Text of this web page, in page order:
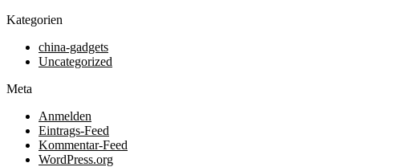
Kategorien
china-gadgets
Uncategorized
Meta
Anmelden
Eintrags-Feed
Kommentar-Feed
WordPress.org